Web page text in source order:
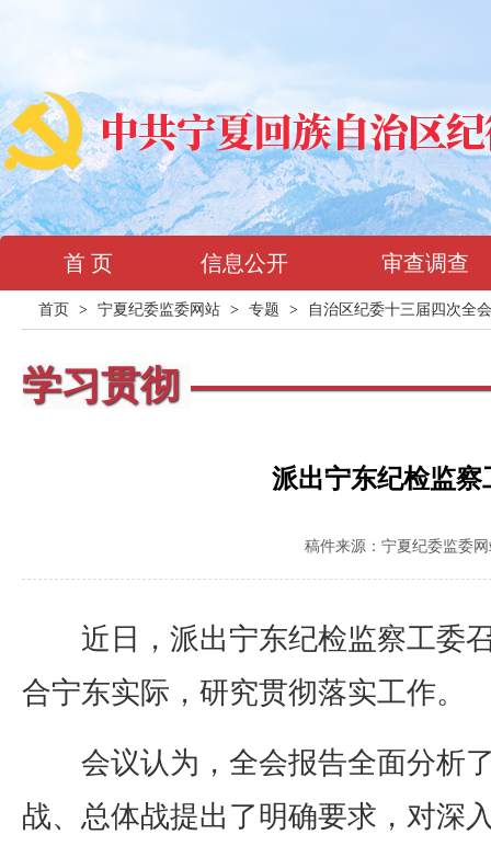
首 页 信息公开 审查调查
首页 > 宁夏纪委监委网站 > 专题 > 自治区纪委十三届四次全
学习贯彻
派出宁东纪检监
稿件来源：宁夏纪委监委
近日，派出宁东纪检监察工委召
合宁东实际，研究贯彻落实工作。
会议认为，全会报告全面分析了
战、总体战提出了明确要求，对深